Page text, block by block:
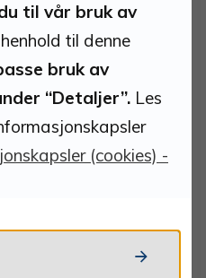
99587411
betjent fra
til vår bruk av
til denne
bruk av
“Detaljer”. Les
(cookies) -